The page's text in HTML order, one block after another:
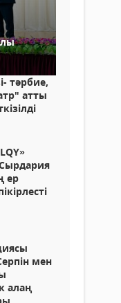
тәрбие,
атты
ер
мен
алаң